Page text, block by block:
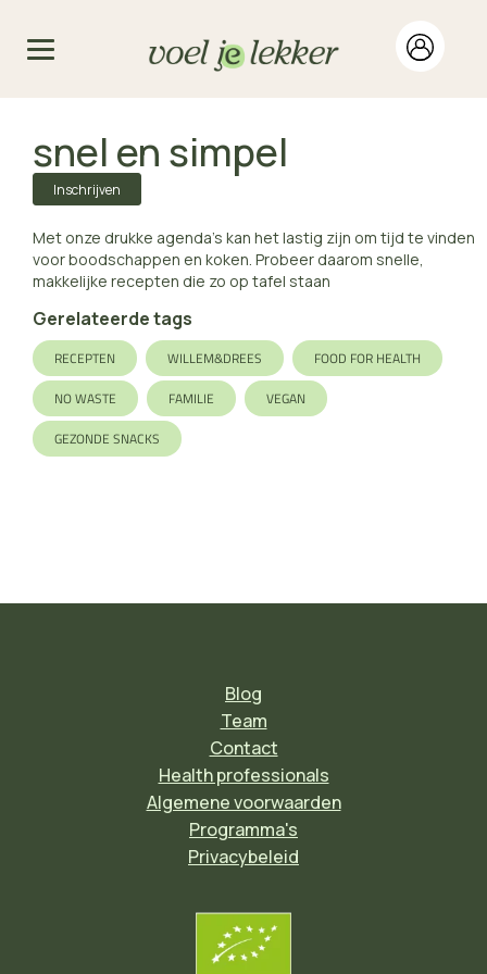
snel en simpel
Inschrijven
Met onze drukke agenda's kan het lastig zijn om tijd te vinden
voor boodschappen en koken. Probeer daarom snelle,
makkelijke recepten die zo op tafel staan
Gerelateerde tags
RECEPTEN WILLEM&DREES
FOOD FOR HEALTH
NO WASTE
FAMILIE
VEGAN
GEZONDE SNACKS
Blog
Team
Contact
Health professionals
Algemene voorwaarden
Programma's
Privacybeleid